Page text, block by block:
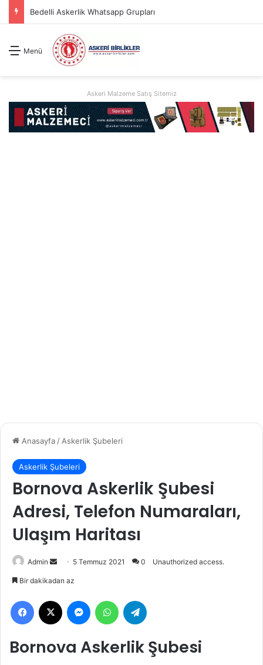
Bedelli Askerlik Whatsapp Grupları
Menü
Askeri Malzeme Satış Sitemiz
Anasayfa / Askerlik Şubeleri
Askerlik Şubeleri
Bornova Askerlik Şubesi
Adresi, Telefon Numaraları,
Ulaşım Haritası
Admin
Bir
göndermek
5 Temmuz 2021 0 Unauthorized access.
Bir dakikadan az
Facebook MessengerWhatsApp
Bornova Askerlik Şubesi